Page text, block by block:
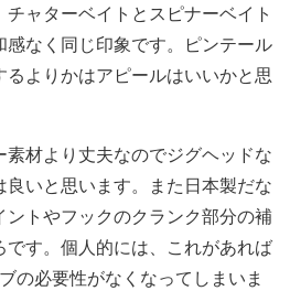
ャターベイトとスピナーベイト
なく同じ印象です。ピンテール
るよりかはアピールはいいかと思
材より丈夫なのでジグヘッドな
良いと思います。また日本製だな
ントやフックのクランク部分の補
す。個人的には、これがあれば
の必要性がなくなってしまいま